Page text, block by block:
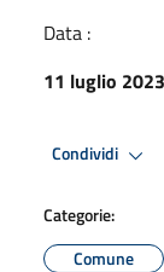
Data :
11 luglio 2023
Condividi
Categorie:
Comune